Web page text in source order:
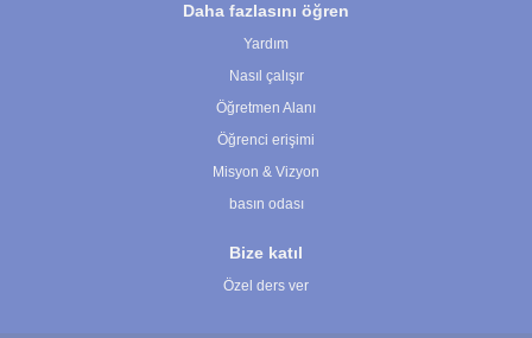
Daha fazlasını öğren
Yardım
Nasıl çalışır
Öğretmen Alanı
Öğrenci erişimi
Misyon & Vizyon
basın odası
Bize katıl
Özel ders ver